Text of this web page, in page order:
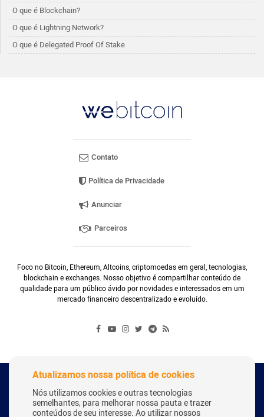
O que é Blockchain?
O que é Lightning Network?
O que é Delegated Proof Of Stake
Contato
Política de Privacidade
Anunciar
Parceiros
Foco no Bitcoin, Ethereum, Altcoins, criptomoedas em geral, tecnologias,
blockchain e exchanges. Nosso objetivo é compartilhar conteúdo de
qualidade para um público ávido por novidades e interessados em um
mercado financeiro descentralizado e evoluído.
Copyright Webitcoin 2018 - Todos os Direitos Reservados
Atualizamos nossa política de cookies
Nós utilizamos cookies e outras tecnologias
semelhantes, para melhorar nossa pauta e trazer
conteúdos de seu interesse. Ao utilizar nossos